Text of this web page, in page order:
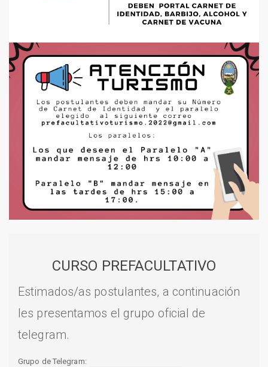
CURSO PREFACULTATIVO
Estimados/as postulantes, a continuación
les presentamos el grupo oficial de
telegram.
Grupo de Telegram: